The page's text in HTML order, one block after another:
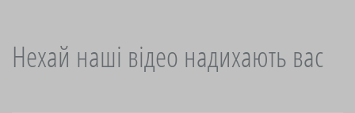
Нехай наші відео надихають вас